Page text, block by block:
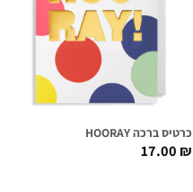
כרטיס ברכה HOORAY
17.00₪